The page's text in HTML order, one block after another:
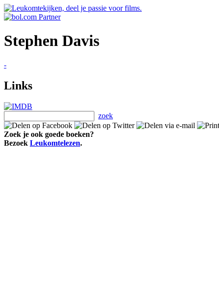
Stephen Davis
-
Links
zoek
Zoek je ook goede boeken?
Bezoek Leukomtelezen.